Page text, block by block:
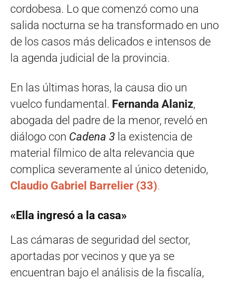
cordobesa. Lo que comenzó como una
salida nocturna se ha transformado en uno
de los casos más delicados e intensos de
la agenda judicial de la provincia.
En las últimas horas, la causa dio un
vuelco fundamental. Fernanda Alaniz,
abogada del padre de la menor, reveló en
diálogo con Cadena 3 la existencia de
material fílmico de alta relevancia que
complica severamente al único detenido,
Claudio Gabriel Barrelier (33).
«Ella ingresó a la casa»
Las cámaras de seguridad del sector,
aportadas por vecinos y que ya se
encuentran bajo el análisis de la fiscalía,